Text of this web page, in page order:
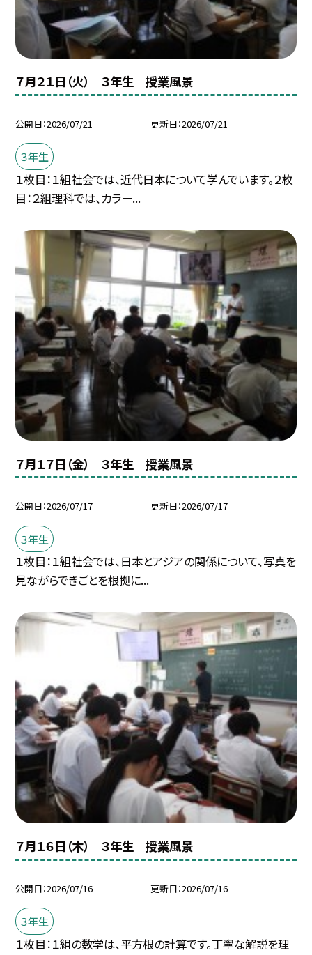
７月２１日（火） ３年生 授業風景
公開日 2026/07/21 更新日 2026/07/21
３年生
１枚目：１組社会では、近代日本について学んでいます。２枚
目：２組理科では、カラー...
７月１７日（金） ３年生 授業風景
公開日 2026/07/17 更新日 2026/07/17
３年生
１枚目：１組社会では、日本とアジアの関係について、写真を
見ながらできごとを根拠に...
７月１６日（木） ３年生 授業風景
公開日 2026/07/16 更新日 2026/07/16
３年生
１枚目：１組の数学は、平方根の計算です。丁寧な解説を理